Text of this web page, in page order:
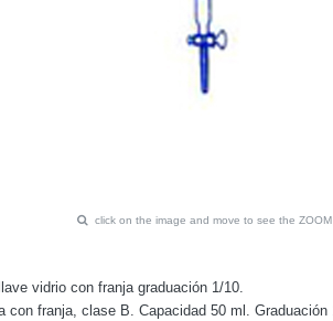
click on the image and move to see the ZOOM
vidrio con franja graduación 1/10.
con franja, clase B. Capacidad 50 ml. Graduación